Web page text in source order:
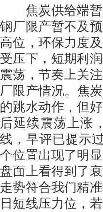
焦炭供给端暂
钢厂限产暂不及
高位，环保力度
受压下，短期利
震荡，节奏上关
厂限产情况。焦
的跳水动作，但
后延续震荡上涨
线，早评已提示
个位置出现了明
盘面上看得到了
走势符合我们精
日短线压力位，